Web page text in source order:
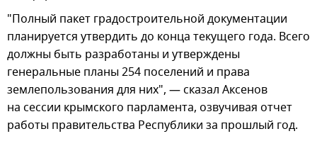
"Полный пакет градостроительной документации
планируется утвердить до конца текущего года. Всего
должны быть разработаны и утверждены
генеральные планы 254 поселений и права
землепользования для них", — сказал Аксенов
на сессии крымского парламента, озвучивая отчет
работы правительства Республики за прошлый год.